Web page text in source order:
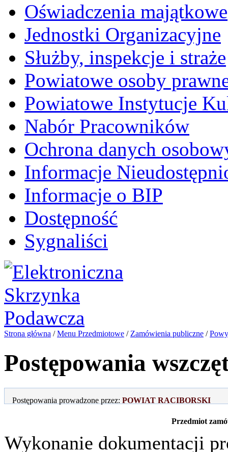
Oświadczenia majątkowe
Jednostki Organizacyjne
Służby, inspekcje i straże
Powiatowe osoby
Powiatowe Instytucje
Nabór Pracowników
Ochrona danych
Informacje
Informacje o BIP
Dostępność
Sygnaliści
Strona główna /Menu Przedmiotowe / Zamówienia publiczne /
Postępowania
Postępowania prowadzone przez: POWIAT RACIBORSKI
Przedmiot
Wykonanie dokumentacji